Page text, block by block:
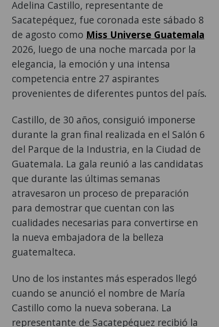
Adelina Castillo, representante de
Sacatepéquez, fue coronada este sábado 8
de agosto como Miss Universe Guatemala
2026, luego de una noche marcada por la
elegancia, la emoción y una intensa
competencia entre 27 aspirantes
provenientes de diferentes puntos del país.
Castillo, de 30 años, consiguió imponerse
durante la gran final realizada en el Salón 6
del Parque de la Industria, en la Ciudad de
Guatemala. La gala reunió a las candidatas
que durante las últimas semanas
atravesaron un proceso de preparación
para demostrar que cuentan con las
cualidades necesarias para convertirse en
la nueva embajadora de la belleza
guatemalteca.
Uno de los instantes más esperados llegó
cuando se anunció el nombre de María
Castillo como la nueva soberana. La
representante de Sacatepéquez recibió la